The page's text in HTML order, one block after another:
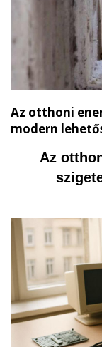
Az otthoni
modern
Az